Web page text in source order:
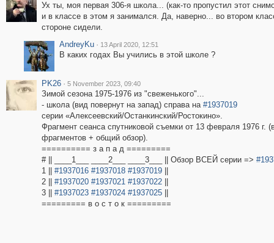
Ух ты, моя первая 306-я школа... (как-то пропустил этот
и в классе в этом я занимался. Да, наверно... во втором
стороне сидели.
AndreyKu · 13 April 2020, 12:51
В каких годах Вы учились в этой школе ?
PK26 · 5 November 2023, 09:40
Зимой сезона 1975-1976 из "свеженького"...
- школа (вид повернут на запад) справа на #1937019
серии «Алексеевский/Останкинский/Ростокино».
Фрагмент сеанса спутниковой съемки от 13 февраля 1976 г.
фрагментов + общий обзор).
========== з а п а д =========
# || ____1___ ____2___ ____3___ || Обзор ВСЕЙ серии =>
1 || #1937016 #1937018 #1937019||
2 || #1937020 #1937021 #1937022||
3 || #1937023 #1937024 #1937025||
========= в о с т о к =========